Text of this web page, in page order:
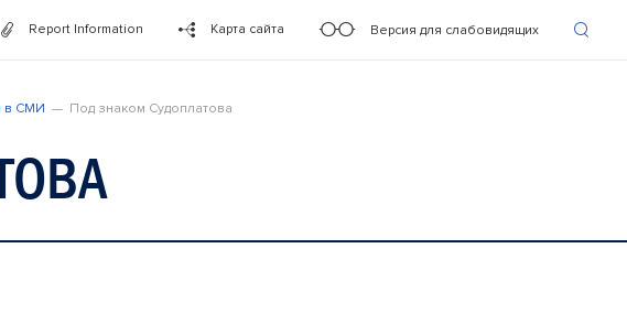
Report Information Карта сайта Версия для слабовидящих
в СМИ Под знаком Судоплатова